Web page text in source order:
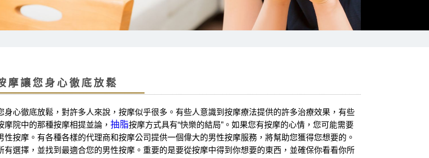
摩讓您身心徹底放鬆
身心徹底放鬆，對許多人來說，按摩似乎很多。有些人意識到按摩療法提供的許多治療效果，有些
摩院中的那種按摩相提並論， 抽脂按摩方式具有“快樂的結局”。如果您有按摩的心情，您可能需要
性按摩。有各種各樣的代理商和按摩公司提供一個偉大的男性按摩服務，將幫助您獲得您想要的。
有選擇，並找到最適合您的男性按摩。重要的是要從按摩中得到你想要的東西，並確保你看看你所